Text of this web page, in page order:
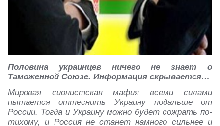
Половина украинцев ничего не знает о
Таможенной Союзе. Информация скрывается…
Мировая сионистская мафия всеми силами
пытается оттеснить Украину подальше от
России. Тогда и Украину можно будет сожрать по-
тихому, и Россия не станет намного сильнее и